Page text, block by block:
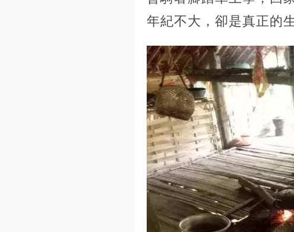
年紀不大，卻是真正的